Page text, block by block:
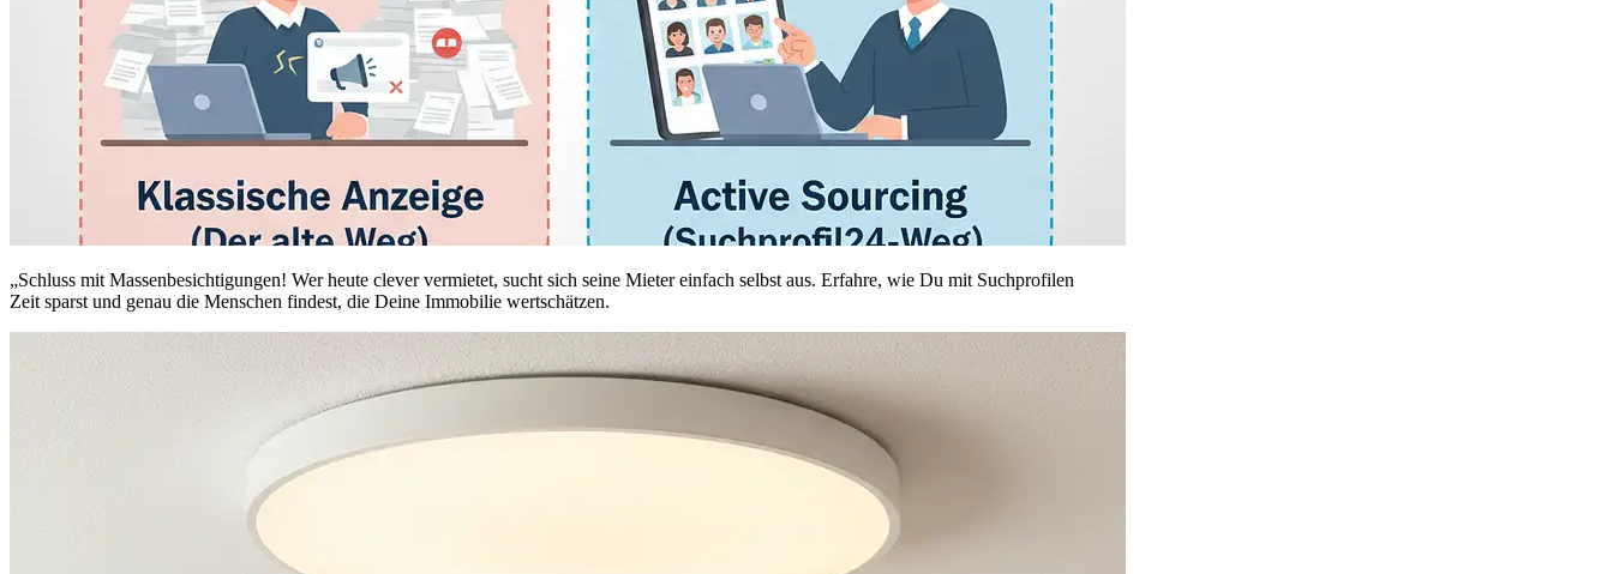
„Schluss mit Massenbesichtigungen! Wer heute clever vermietet, sucht sich seine Mieter einfach selbst aus. Erfahre, wie Du mit Suchprofilen
Zeit sparst und genau die Menschen findest, die Deine Immobilie wertschätzen.